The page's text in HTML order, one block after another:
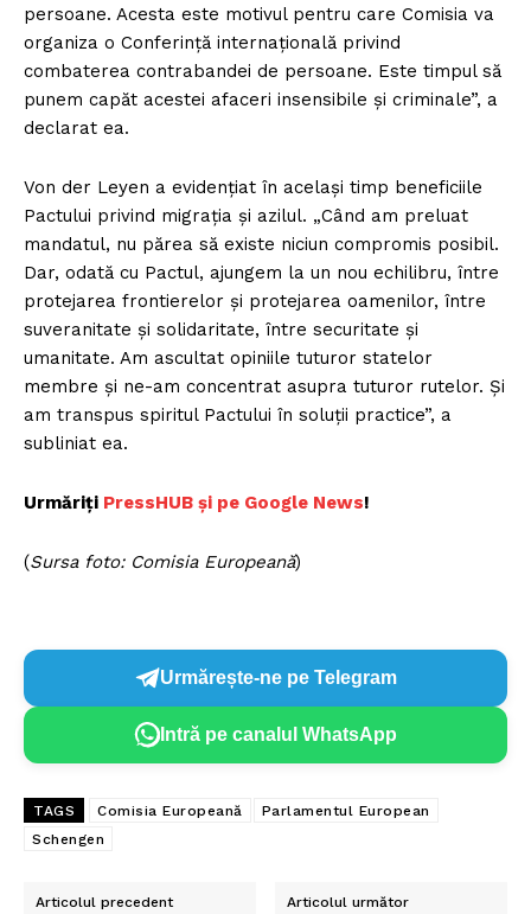
persoane. Acesta este motivul pentru care Comisia va
organiza o Conferinţă internaţională privind
combaterea contrabandei de persoane. Este timpul să
punem capăt acestei afaceri insensibile şi criminale”, a
declarat ea.
Von der Leyen a evidenţiat în acelaşi timp beneficiile
Pactului privind migraţia şi azilul. „Când am preluat
mandatul, nu părea să existe niciun compromis posibil.
Dar, odată cu Pactul, ajungem la un nou echilibru, între
protejarea frontierelor şi protejarea oamenilor, între
suveranitate şi solidaritate, între securitate şi
umanitate. Am ascultat opiniile tuturor statelor
membre şi ne-am concentrat asupra tuturor rutelor. Şi
am transpus spiritul Pactului în soluţii practice”, a
subliniat ea.
Urmăriți PressHUB și pe Google News!
(Sursa foto: Comisia Europeană)
Urmărește-ne pe Telegram
Intră pe canalul WhatsApp
TAGS Comisia Europeană
Parlamentul European
Schengen
Articolul precedent Articolul următor